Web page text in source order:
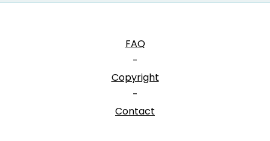
FAQ
-
Copyright
-
Contact